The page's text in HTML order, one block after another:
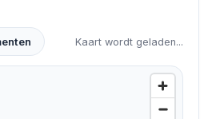
Kaart wordt geladen...